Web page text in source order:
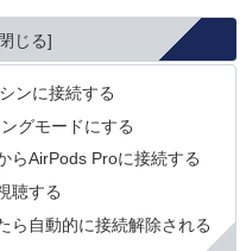
ンに接続する
グモードにする
らAirPods Proに接続する
聴する
ら自動的に接続解除される